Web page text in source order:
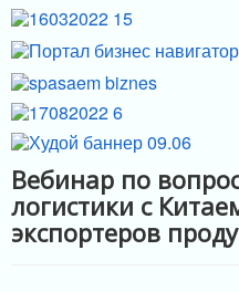
ГЛАВНАЯ
НОВОСТИ
ИНВЕСТОРАМ
МЕРЫ ПОДДЕРЖКИ
ИНФРАСТРУКТУРА
Вебинар по
логистики с
экспортеров